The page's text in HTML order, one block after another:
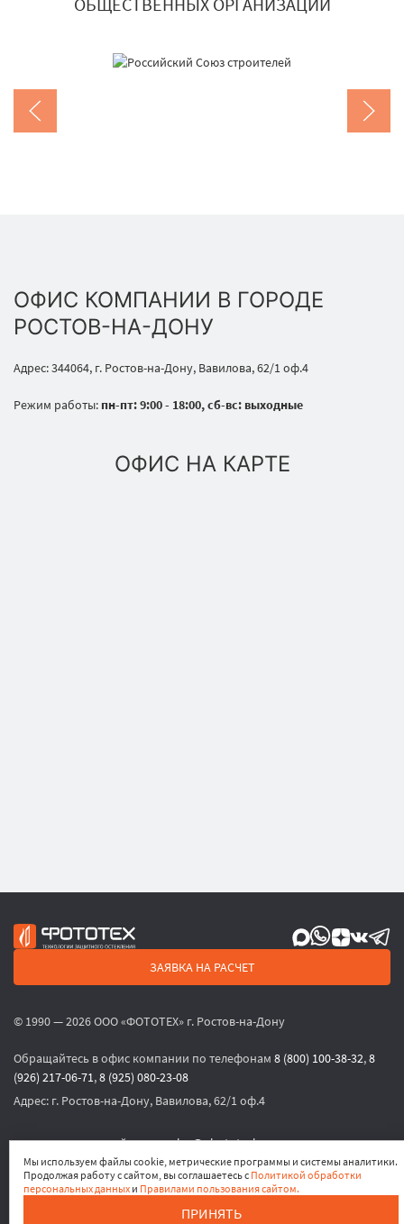
ОФИС КОМПАНИИ В ГОРОДЕ
РОСТОВ-НА-ДОНУ
Адрес: 344064, г. Ростов-на-Дону, Вавилова, 62/1 оф.4
Режим работы: пн-пт: 9:00 - 18:00, сб-вс: выходные
ОФИС НА КАРТЕ
ЗАЯВКА НА РАСЧЕТ
© 1990 — 2026 ООО «ФОТОТЕХ» г. Ростов-на-Дону
Обращайтесь в офис компании по телефонам 8 (800) 100-38-32,8
(926) 217-06-71,8 (925) 080-23-08
Адрес: г. Ростов-на-Дону, Вавилова, 62/1 оф.4
или по электронной почтеsales@phototech.ru
Политика конфиденциальности,Согласие на обработку
персональных данных,Согласие на получение рекламных
Мы используем файлы cookie, метрические программы и системы аналитики.
Продолжая работу с сайтом, вы соглашаетесь с Политикой обработки
персональных данных и Правилами пользования сайтом.
ПРИНЯТЬ